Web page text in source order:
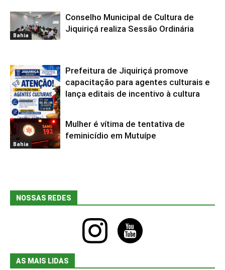
Bahia
Conselho Municipal de Cultura de
Jiquiriçá realiza Sessão Ordinária
Bahia
Prefeitura de Jiquiriçá promove
capacitação para agentes culturais e
lança editais de incentivo à cultura
Bahia
Mulher é vítima de tentativa de
feminicídio em Mutuípe
NOSSAS REDES
instagram youtube
AS MAIS LIDAS